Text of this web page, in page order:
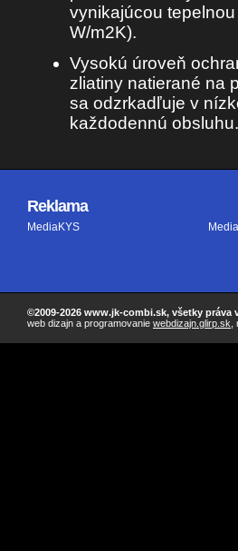
vynikajúcou
W/m2K).
Vysokú úroveň
zliatiny natierané na
sa odzrkadľuje v
každodennú obsluhu.
Reklama
MediaKYS
©2009-2026 www.jk-combi.sk, všetky práva
web dizajn a programovanie webdizajn.glirp.sk